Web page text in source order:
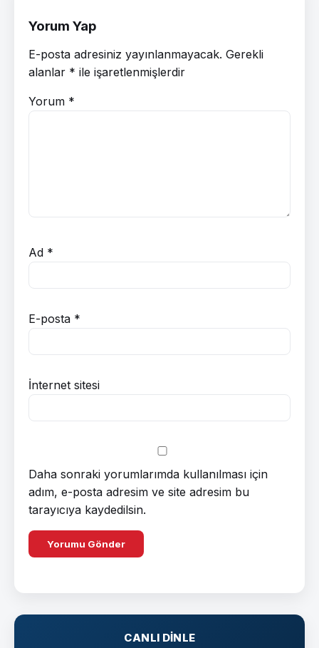
Yorum Yap
E-posta adresiniz yayınlanmayacak. Gerekli
alanlar * ile işaretlenmişlerdir
Yorum *
Ad *
E-posta *
İnternet sitesi
Daha sonraki yorumlarımda kullanılması için
adım, e-posta adresim ve site adresim bu
tarayıcıya kaydedilsin.
CANLI DINLE